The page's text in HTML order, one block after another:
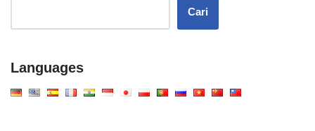
Cari
Languages